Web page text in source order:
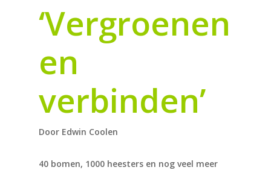
‘Vergroenen
en
verbinden’
Door Edwin Coolen
40 bomen, 1000 heesters en nog veel meer